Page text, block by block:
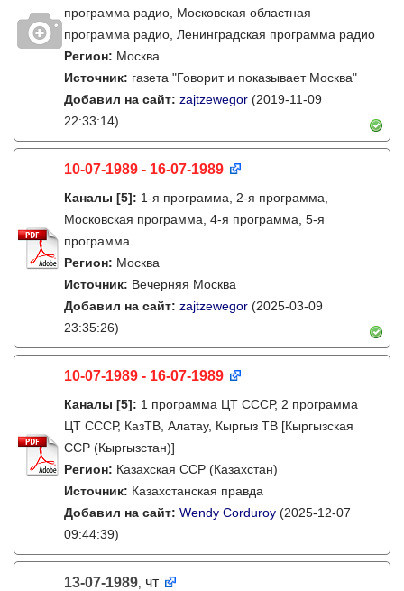
программа радио, Московская областная
программа радио, Ленинградская программа радио
Регион: Москва
Источник: газета "Говорит и показывает Москва"
Добавил на сайт: zajtzewegor (2019-11-09
22:33:14)
10-07-1989 - 16-07-1989
Каналы [5]: 1-я программа, 2-я программа,
Московская программа, 4-я программа, 5-я
программа
Регион: Москва
Источник: Вечерняя Москва
Добавил на сайт: zajtzewegor (2025-03-09
23:35:26)
10-07-1989 - 16-07-1989
Каналы [5]: 1 программа ЦТ СССР, 2 программа
ЦТ СССР, КазТВ, Алатау, Кыргыз ТВ [Кыргызская
ССР (Кыргызстан)]
Регион: Казахская ССР (Казахстан)
Источник: Казахстанская правда
Добавил на сайт: Wendy Corduroy (2025-12-07
09:44:39)
13-07-1989, чт